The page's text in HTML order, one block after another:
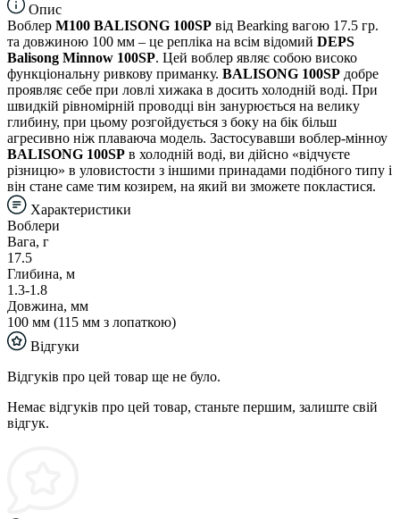
Опис
Воблер M100 BALISONG 100SP від Bearking вагою 17.5 гр.
та довжиною 100 мм – це репліка на всім відомий DEPS
Balisong Minnow 100SP. Цей воблер являє собою високо
функціональну ривкову приманку. BALISONG 100SP добре
проявляє себе при ловлі хижака в досить холодній воді. При
швидкій рівномірній проводці він занурюється на велику
глибину, при цьому розгойдується з боку на бік більш
агресивно ніж плаваюча модель. Застосувавши воблер-мінноу
BALISONG 100SP в холодній воді, ви дійсно «відчуєте
різницю» в уловистости з іншими принадами подібного типу і
він стане саме тим козирем, на який ви зможете покластися.
Характеристики
Воблери
Вага, г
17.5
Глибина, м
1.3-1.8
Довжина, мм
100 мм (115 мм з лопаткою)
Відгуки
Відгуків про цей товар ще не було.
Немає відгуків про цей товар, станьте першим, залиште свій
відгук.